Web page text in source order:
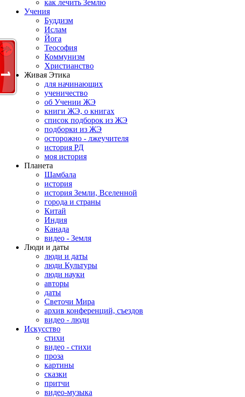
как лечить Землю
Учения
Буддизм
Ислам
Йога
Теософия
Коммунизм
Христианство
Живая Этика
для начинающих
ученичество
об Учении ЖЭ
книги ЖЭ, о книгах
список подборок из ЖЭ
подборки из ЖЭ
осторожно - лжеучителя
история РД
моя история
Планета
Шамбала
история
история Земли, Вселенной
города и страны
Китай
Индия
Канада
видео - Земля
Люди и даты
люди и даты
люди Культуры
люди науки
авторы
даты
Светочи Мира
архив конференций, съездов
видео - люди
Искусство
стихи
видео - стихи
проза
картины
сказки
притчи
видео-музыка